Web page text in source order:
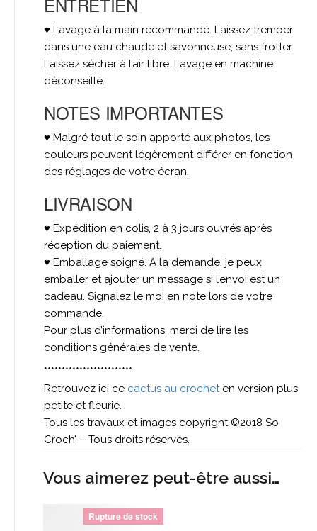
♥ Lavage à la main recommandé. Laissez tremper
dans une eau chaude et savonneuse, sans frotter.
Laissez sécher à l’air libre. Lavage en machine
déconseillé.
NOTES IMPORTANTES
♥ Malgré tout le soin apporté aux photos, les
couleurs peuvent légèrement différer en fonction
des réglages de votre écran.
LIVRAISON
♥ Expédition en colis, 2 à 3 jours ouvrés après
réception du paiement.
♥ Emballage soigné. A la demande, je peux
emballer et ajouter un message si l’envoi est un
cadeau. Signalez le moi en note lors de votre
commande.
Pour plus d’informations, merci de lire les
conditions générales de vente.
*************************
Retrouvez ici ce cactus au crocheten version plus
petite et fleurie.
Tous les travaux et images copyright ©2018 So
Croch’ – Tous droits réservés.
Vous aimerez peut-être aussi…
Rupture de stock